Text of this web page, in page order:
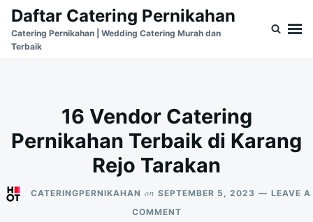
Skip
content
Search
for:
Daftar Catering Pernikahan
Catering Pernikahan | Wedding Catering Murah dan
Terbaik
16 Vendor Catering
Pernikahan Terbaik di Karang
Rejo Tarakan
CATERINGPERNIKAHAN on SEPTEMBER 5, 2023
LEAVE A
COMMENTON